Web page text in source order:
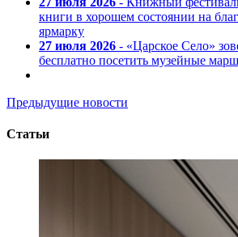
книги в хорошем состоянии на
ярмарку
27 июля 2026 - «Царское Село»
бесплатно посетить музейные
Предыдущие новости
Статьи